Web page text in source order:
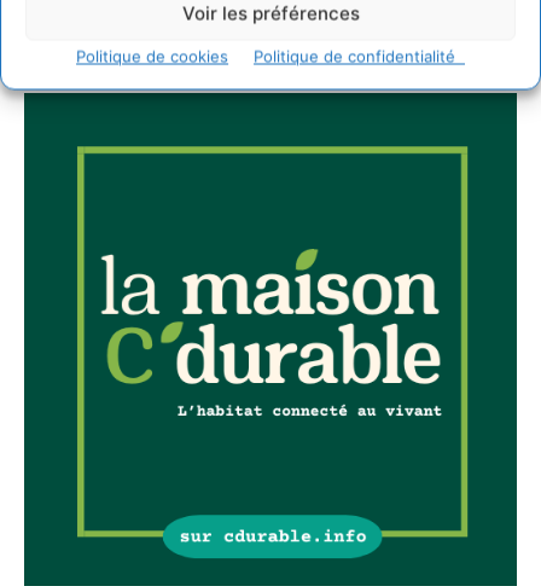
Voir les préférences
Politique de cookies Politique de confidentialité
JE M'ABONNE